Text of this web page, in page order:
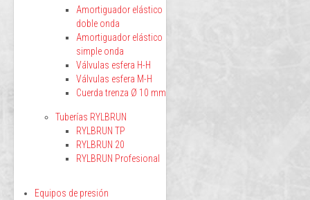
Amortiguador elástico
doble onda
Amortiguador elástico
simple onda
Válvulas esfera H-H
Válvulas esfera M-H
Cuerda trenza Ø 10 mm
Tuberías RYLBRUN
RYLBRUN TP
RYLBRUN 20
RYLBRUN Profesional
Equipos de presión